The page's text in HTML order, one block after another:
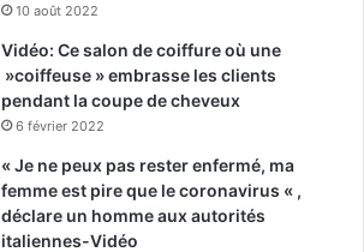
10 août 2022
Vidéo: Ce salon de coiffure où une
»coiffeuse » embrasse les clients
pendant la coupe de cheveux
6 février 2022
« Je ne peux pas rester enfermé, ma
femme est pire que le coronavirus « ,
déclare un homme aux autorités
italiennes-Vidéo